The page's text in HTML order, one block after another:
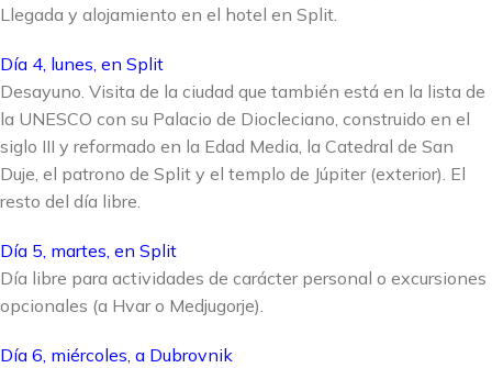
Llegada y alojamiento en el hotel en Split.
Día 4, lunes, en Split
Desayuno. Visita de la ciudad que también está en la lista de
la UNESCO con su Palacio de Diocleciano, construido en el
siglo III y reformado en la Edad Media, la Catedral de San
Duje, el patrono de Split y el templo de Júpiter (exterior). El
resto del día libre.
Día 5, martes, en Split
Día libre para actividades de carácter personal o excursiones
opcionales (a Hvar o Medjugorje).
Día 6, miércoles, a Dubrovnik